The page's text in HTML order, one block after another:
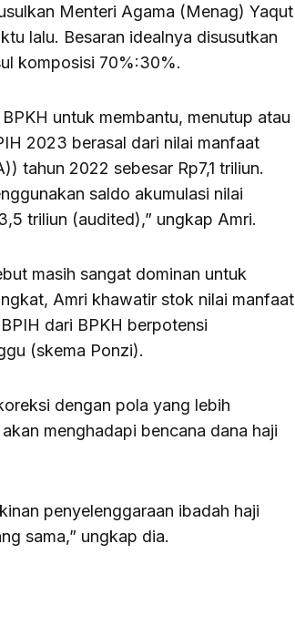
Menteri Agama (Menag) Yaqut
lalu. Besaran idealnya disusutkan
komposisi 70%:30%.
untuk membantu, menutup atau
2023 berasal dari nilai manfaat
tahun 2022 sebesar Rp7,1 triliun.
saldo akumulasi nilai
triliun (audited),” ungkap Amri.
masih sangat dominan untuk
Amri khawatir stok nilai manfaat
dari BPKH berpotensi
(skema Ponzi).
dengan pola yang lebih
menghadapi bencana dana haji
penyelenggaraan ibadah haji
sama,” ungkap dia.